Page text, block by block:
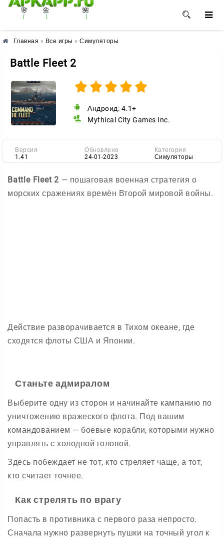
🌸 🌼 🌺
Главная » Все игры » Симуляторы
Battle Fleet 2
Андроид: 4.1+
Mythical City Games Inc.
Версия
1.41
Обновлено
24-01-2023
Категория
Симуляторы
Battle Fleet 2 — пошаговая военная стратегия о
морских сражениях времён Второй мировой войны.
Действие разворачивается в Тихом океане, где
сходятся флоты США и Японии.
Станьте адмиралом
Выберите одну из сторон и начинайте кампанию по
уничтожению вражеского флота. Под вашим
командованием — боевые корабли, которыми нужно
управлять с холодной головой.
Здесь побеждает не тот, кто стреляет чаще, а тот,
кто считает точнее.
Как стрелять по врагу
Попасть в противника с первого раза непросто.
Сначала нужно развернуть пушки на точный угол к